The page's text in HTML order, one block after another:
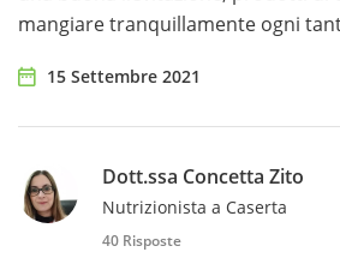
mangiare tranquillamente ogni
15 Settembre 2021
Dott.ssa Concetta Zito
Nutrizionista a Caserta
40 Risposte